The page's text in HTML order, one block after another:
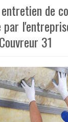
de
par
31